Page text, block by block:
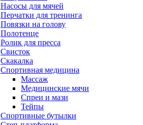
Насосы для мячей
Перчатки для тренинга
Повязки на голову
Полотенце
Ролик для пресса
Свисток
Скакалка
Спортивная медицина
Массаж
Медицинские мячи
Спреи и мази
Тейпы
Спортивные бутылки